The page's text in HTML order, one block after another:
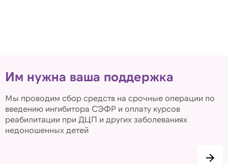
Им нужна ваша поддержка
Мы проводим сбор средств на срочные операции по
введению ингибитора СЭФР и оплату курсов
реабилитации при ДЦП и других заболеваниях
недоношенных детей